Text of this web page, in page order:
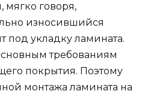
мягко говоря,
износившийся
под укладку ламината.
требованиям
покрытия. Поэтому
монтажа ламината на